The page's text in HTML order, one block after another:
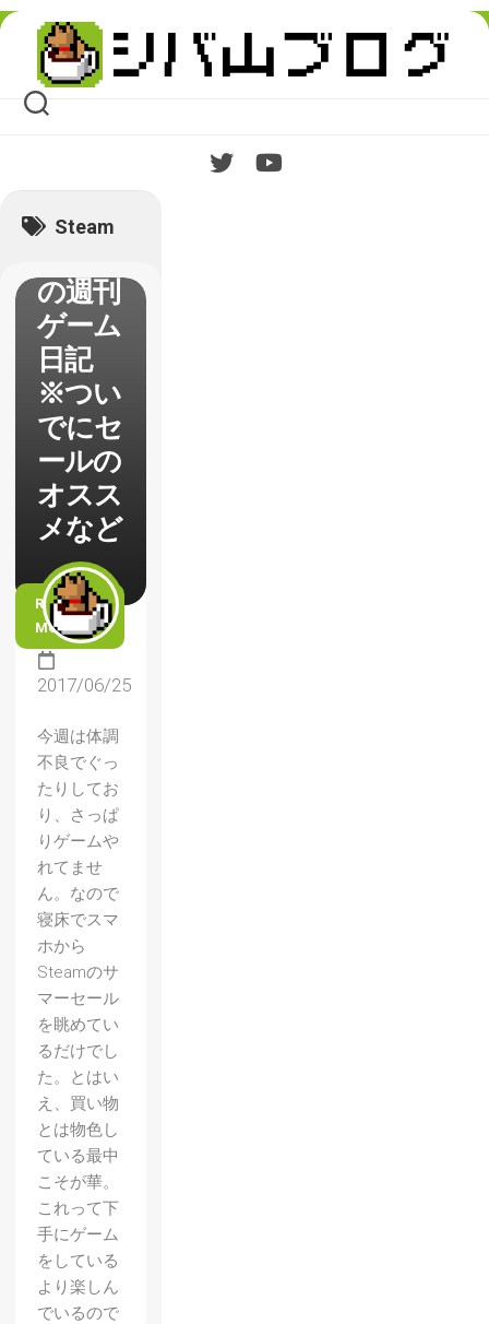
Skip
content
Steam
枕元か
ら
Steam
セール
を眺め
の週刊
ゲーム
日記
※つい
でにセ
ールの
オスス
メなど
READ
MORE
2017/06/25
今週は体調
不良でぐっ
たりしてお
り、さっぱ
りゲームや
れてませ
ん。なので
寝床でスマ
ホから
Steamのサ
マーセール
を眺めてい
るだけでし
た。とはい
え、買い物
とは物色し
ている最中
こそが華。
これって下
手にゲーム
をしている
より楽しん
でいるので